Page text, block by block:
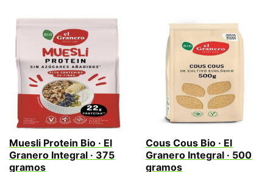
Muesli Protein Bio · El
Granero Integral · 375
gramos
Cous Cous Bio · El
Granero Integral · 500
gramos